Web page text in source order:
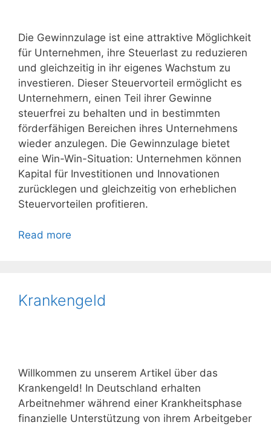
Die Gewinnzulage ist eine attraktive Möglichkeit
für Unternehmen, ihre Steuerlast zu reduzieren
und gleichzeitig in ihr eigenes Wachstum zu
investieren. Dieser Steuervorteil ermöglicht es
Unternehmern, einen Teil ihrer Gewinne
steuerfrei zu behalten und in bestimmten
förderfähigen Bereichen ihres Unternehmens
wieder anzulegen. Die Gewinnzulage bietet
eine Win-Win-Situation: Unternehmen können
Kapital für Investitionen und Innovationen
zurücklegen und gleichzeitig von erheblichen
Steuervorteilen profitieren.
Read more
Krankengeld
Willkommen zu unserem Artikel über das
Krankengeld! In Deutschland erhalten
Arbeitnehmer während einer Krankheitsphase
finanzielle Unterstützung von ihrem Arbeitgeber